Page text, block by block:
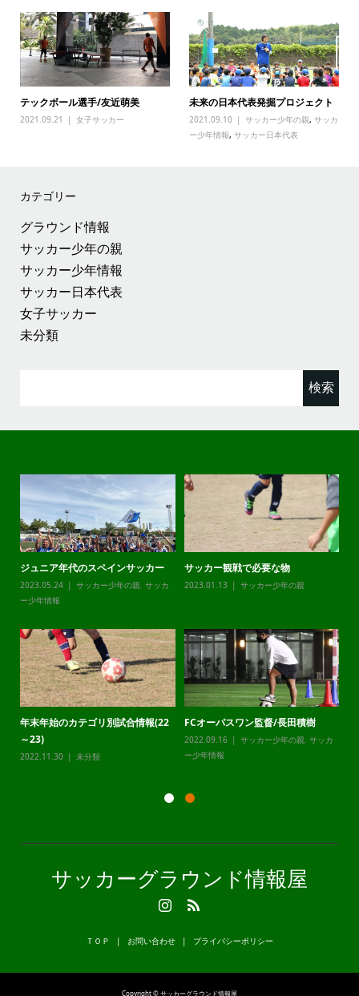
テックボール選手/友近萌美
2021.09.21 女子サッカー
未来の日本代表発掘プロジェクト
2021.09.10 サッカー少年の親,サッカ
ー少年情報,サッカー日本代表
カテゴリー
グラウンド情報
サッカー少年の親
サッカー少年情報
サッカー日本代表
女子サッカー
未分類
ジュニア年代のスペインサッカー
2023.05.24 サッカー少年の親, サッカ
ー少年情報
サッカー観戦で必要な物
2023.01.13 サッカー少年の親
年末年始のカテゴリ別試合情報(22
～23)
2022.11.30 未分類
FCオーパスワン監督/長田積樹
2022.09.16 サッカー少年の親, サッカ
ー少年情報
サッカーグラウンド情報屋
ＴＯＰ お問い合わせ プライバシーポリシー
Copyright © サッカーグラウンド情報屋